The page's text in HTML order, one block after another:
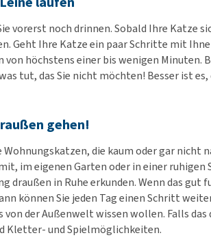
vorerst noch drinnen. Sobald Ihre Katze
Geht Ihre Katze ein paar Schritte mit
von höchstens einer bis wenigen Minuten.
tut, das Sie nicht möchten! Besser ist
gehen!
Wohnungskatzen, die kaum oder gar nicht
im eigenen Garten oder in einer ruhigen
draußen in Ruhe erkunden. Wenn das
können Sie jeden Tag einen Schritt
von der Außenwelt wissen wollen. Falls
Kletter- und Spielmöglichkeiten.